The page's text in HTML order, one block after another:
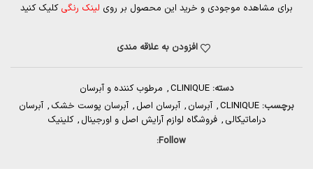
برای مشاهده موجودی و خرید این محصول بر روی لینک رنگی کلیک کنید
افزودن به علاقه مندی
دسته: CLINIQUE
, مرطوب کننده و آبرسان
برچسب: CLINIQUE
, آبرسان , آبرسان اصل , آبرسان پوست خشک , آبرسان
دراماتیکالی , فروشگاه لوازم آرایش اصل و اورجینال , کلینیک
Follow: